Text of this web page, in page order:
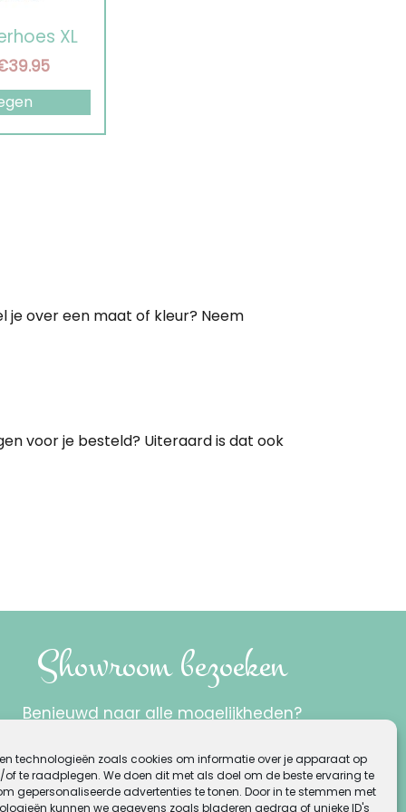
technologieën zoals cookies om informatie over je apparaat op
te raadplegen. We doen dit met als doel om de beste ervaring te
gepersonaliseerde advertenties te tonen. Door in te stemmen met
kunnen we gegevens zoals bladeren gedrag of unieke ID's
XL
39.95
prijs
is:
€39.95.
je over een maat of kleur? Neem
voor je besteld? Uiteraard is dat ook
Showroom bezoeken
Benieuwd naar alle mogelijkheden?
Musicalstraat 3a